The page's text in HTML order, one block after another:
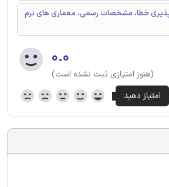
خطا، مشخصات رسمی، معماری های نرم
۰.۰
(هنوز امتیازی ثبت نشده است)